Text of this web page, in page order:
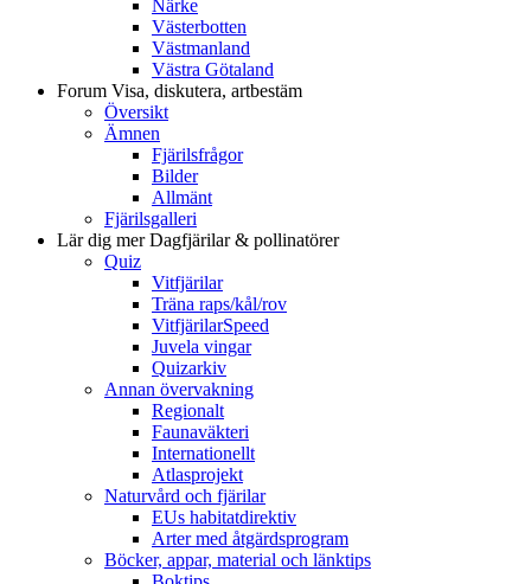
Närke
Västerbotten
Västmanland
Västra Götaland
Forum Visa, diskutera, artbestäm
Översikt
Ämnen
Fjärilsfrågor
Bilder
Allmänt
Fjärilsgalleri
Lär dig merDagfjärilar & pollinatörer
Quiz
Vitfjärilar
Träna raps/kål/rov
VitfjärilarSpeed
Juvela vingar
Quizarkiv
Annan övervakning
Regionalt
Faunaväkteri
Internationellt
Atlasprojekt
Naturvård och fjärilar
EUs habitatdirektiv
Arter med åtgärdsprogram
Böcker, appar, material och länktips